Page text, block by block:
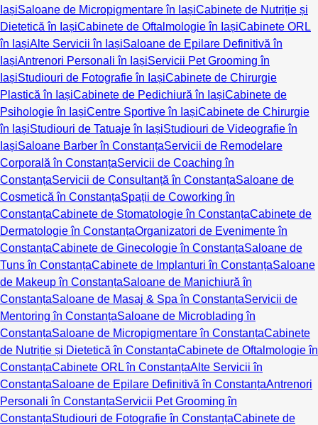
IașiSaloane de Micropigmentare în IașiCabinete de Nutriție și
Dietetică în IașiCabinete de Oftalmologie în IașiCabinete ORL
în IașiAlte Servicii în IașiSaloane de Epilare Definitivă în
IașiAntrenori Personali în IașiServicii Pet Grooming în
IașiStudiouri de Fotografie în IașiCabinete de Chirurgie
Plastică în IașiCabinete de Pedichiură în IașiCabinete de
Psihologie în IașiCentre Sportive în IașiCabinete de Chirurgie
în IașiStudiouri de Tatuaje în IașiStudiouri de Videografie în
IașiSaloane Barber în ConstanțaServicii de Remodelare
Corporală în ConstanțaServicii de Coaching în
ConstanțaServicii de Consultanță în ConstanțaSaloane de
Cosmetică în ConstanțaSpații de Coworking în
ConstanțaCabinete de Stomatologie în ConstanțaCabinete de
Dermatologie în ConstanțaOrganizatori de Evenimente în
ConstanțaCabinete de Ginecologie în ConstanțaSaloane de
Tuns în ConstanțaCabinete de Implanturi în ConstanțaSaloane
de Makeup în ConstanțaSaloane de Manichiură în
ConstanțaSaloane de Masaj & Spa în ConstanțaServicii de
Mentoring în ConstanțaSaloane de Microblading în
ConstanțaSaloane de Micropigmentare în ConstanțaCabinete
de Nutriție și Dietetică în ConstanțaCabinete de Oftalmologie în
ConstanțaCabinete ORL în ConstanțaAlte Servicii în
ConstanțaSaloane de Epilare Definitivă în ConstanțaAntrenori
Personali în ConstanțaServicii Pet Grooming în
ConstanțaStudiouri de Fotografie în ConstanțaCabinete de